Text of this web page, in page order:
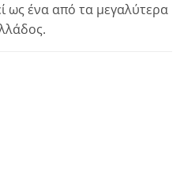
ως ένα από τα μεγαλύτερα